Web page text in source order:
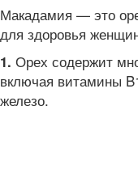
Макадамия — это
для здоровья
1. Орех содержит
включая витамины
железо.